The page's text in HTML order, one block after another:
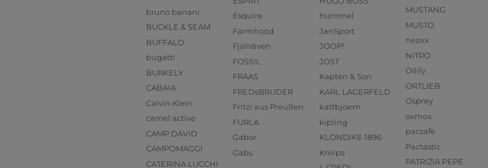
bruno banani
BUCKLE & SEAM
BUFFALO
bugatti
BURKELY
CABAIA
Calvin Klein
camel active
CAMP DAVID
CAMPOMAGGI
CATERINA LUCCHI
Esquire
Farmhood
Fjällräven
FOSSIL
FRAAS
FREDsBRUDER
Fritzi aus Preußen
FURLA
Gabor
Gabs
hummel
JanSport
JOOP!
JOST
Kapten & Son
KARL LAGERFELD
kattbjoern
kipling
KLONDIKE 1896
Knirps
MUSTANG
MUSTO
neoxx
NITRO
Oilily
ORTLIEB
Osprey
oxmox
pacsafe
Pactastic
PATRIZIA PEPE